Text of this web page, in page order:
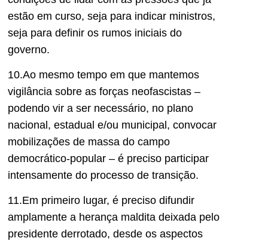
estão em curso, seja para indicar ministros,
seja para definir os rumos iniciais do
governo.
10.Ao mesmo tempo em que mantemos
vigilância sobre as forças neofascistas –
podendo vir a ser necessário, no plano
nacional, estadual e/ou municipal, convocar
mobilizações de massa do campo
democrático-popular – é preciso participar
intensamente do processo de transição.
11.Em primeiro lugar, é preciso difundir
amplamente a herança maldita deixada pelo
presidente derrotado, desde os aspectos